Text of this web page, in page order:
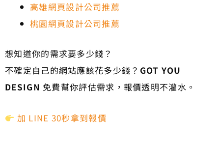
高雄網頁設計公司推薦
桃園網頁設計公司推薦
想知道你的需求要多少錢？
不確定自己的網站應該花多少錢？ GOT YOU
DESIGN 免費幫你評估需求，報價透明不灌水。
加 LINE 30秒拿到報價